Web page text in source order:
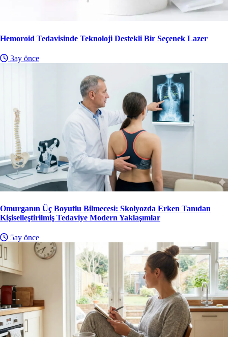
Hemoroid Tedavisinde Teknoloji Destekli Bir Seçenek Lazer
3ay önce
Omurganın Üç Boyutlu Bilmecesi: Skolyozda Erken Tanıdan
Kişiselleştirilmiş Tedaviye Modern Yaklaşımlar
5ay önce